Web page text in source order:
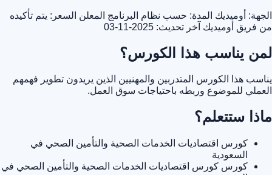
الجهة: أوميديك المدة: حسب نظام البرنامج المعلن السعر: يتم تأكيده
من فريق أوميديك آخر تحديث: 2025-11-03
لمن يناسب هذا الكورس؟
يناسب هذا الكورس المتدربين والمهنيين الذين يريدون تطوير فهمهم
العملي للموضوع وربطه باحتياجات سوق العمل.
ماذا ستتعلم؟
كورس اقتصاديات الخدمات الصحية والتأمين الصحي في
السعودية
كورس كورس اقتصاديات الخدمات الصحية والتأمين الصحي في